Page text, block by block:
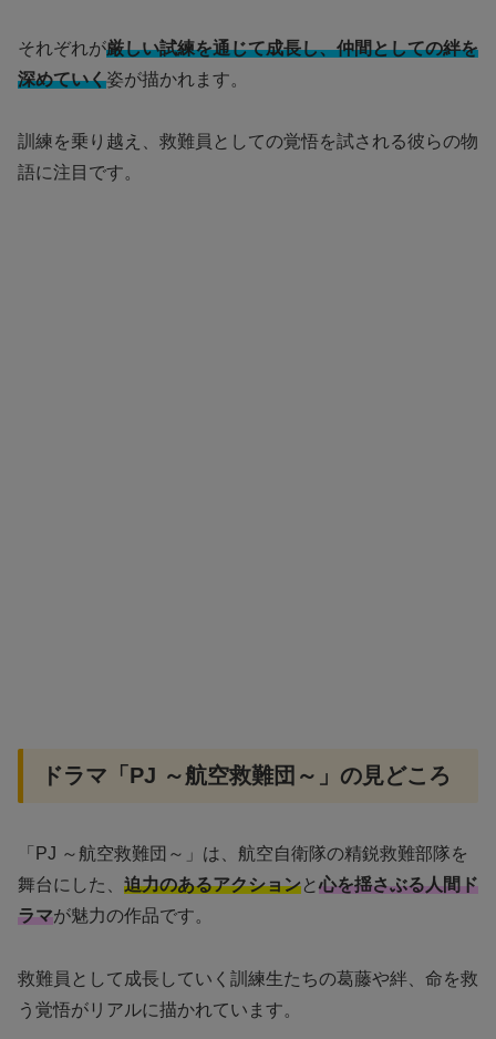
それぞれが厳しい試練を通じて成長し、仲間としての絆を
深めていく姿が描かれます。
訓練を乗り越え、救難員としての覚悟を試される彼らの物
語に注目です。
ドラマ「PJ ～航空救難団～」の見どころ
「PJ ～航空救難団～」は、航空自衛隊の精鋭救難部隊を
舞台にした、 迫力のあるアクションと 心を揺さぶる人間ド
ラマが魅力の作品です。
救難員として成長していく訓練生たちの葛藤や絆、命を救
う覚悟がリアルに描かれています。